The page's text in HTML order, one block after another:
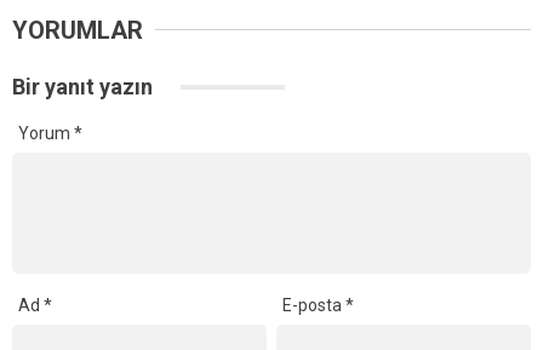
YORUMLAR
Bir yanıt yazın
Yorum *
Ad * E-posta*